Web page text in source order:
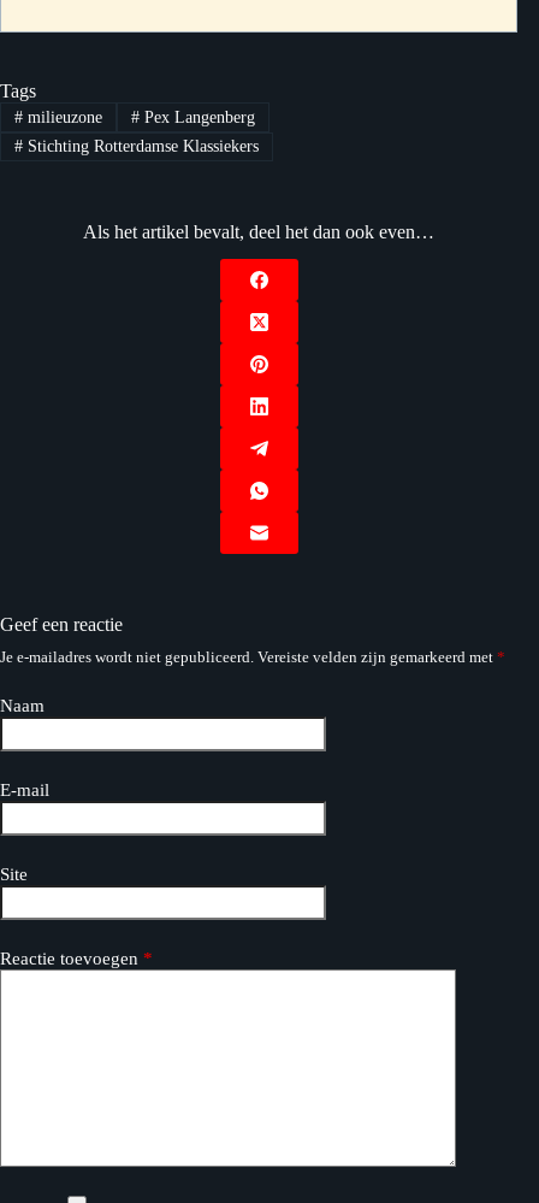
Tags
#milieuzone #Pex Langenberg
#Stichting Rotterdamse Klassiekers
Als het artikel bevalt, deel het dan ook even…
Geef een reactie
Je e-mailadres wordt niet gepubliceerd. Vereiste velden zijn gemarkeerd met *
Naam
E-mail
Site
Reactie toevoegen *